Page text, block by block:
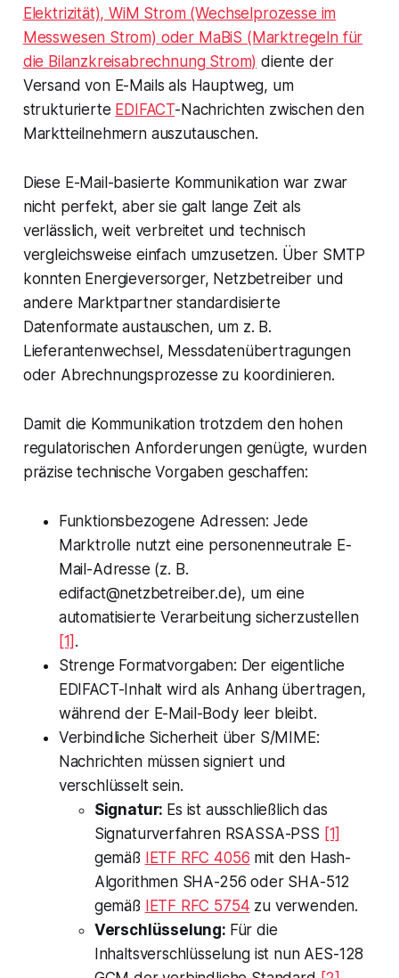
Elektrizität), WiM Strom (Wechselprozesse im
Messwesen Strom) oder MaBiS (Marktregeln für
die Bilanzkreisabrechnung Strom) diente der
Versand von E-Mails als Hauptweg, um
strukturierte EDIFACT-Nachrichten zwischen den
Marktteilnehmern auszutauschen.
Diese E-Mail-basierte Kommunikation war zwar
nicht perfekt, aber sie galt lange Zeit als
verlässlich, weit verbreitet und technisch
vergleichsweise einfach umzusetzen. Über SMTP
konnten Energieversorger, Netzbetreiber und
andere Marktpartner standardisierte
Datenformate austauschen, um z. B.
Lieferantenwechsel, Messdatenübertragungen
oder Abrechnungsprozesse zu koordinieren.
Damit die Kommunikation trotzdem den hohen
regulatorischen Anforderungen genügte, wurden
präzise technische Vorgaben geschaffen:
Funktionsbezogene Adressen: Jede
Marktrolle nutzt eine personenneutrale E-
Mail-Adresse (z. B.
edifact@netzbetreiber.de), um eine
automatisierte Verarbeitung sicherzustellen
[1] .
Strenge Formatvorgaben: Der eigentliche
EDIFACT-Inhalt wird als Anhang übertragen,
während der E-Mail-Body leer bleibt.
Verbindliche Sicherheit über S/MIME:
Nachrichten müssen signiert und
verschlüsselt sein.
Signatur: Es ist ausschließlich das
Signaturverfahren RSASSA-PSS [1]
gemäß
IETF RFC 4056 mit den Hash-
Algorithmen SHA-256 oder SHA-512
gemäß
IETF RFC 5754 zu verwenden.
Verschlüsselung: Für die
Inhaltsverschlüsselung ist nun AES-128